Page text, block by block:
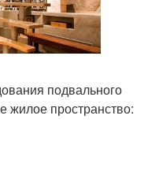
подвального
жилое пространство: